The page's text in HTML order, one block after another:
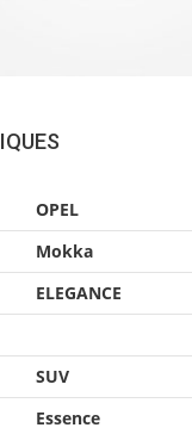
OPEL
Mokka
ELEGANCE
SUV
Essence